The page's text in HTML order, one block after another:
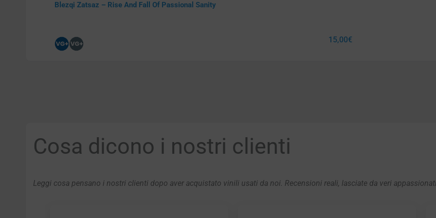
Blezqi Zatsaz – Rise And Fall Of Passional Sanity
15,00€
Cosa dicono i nostri clienti
Leggi cosa pensano i nostri clienti dopo aver acquistato vinili usati da noi. Recensioni reali, lasciate da veri